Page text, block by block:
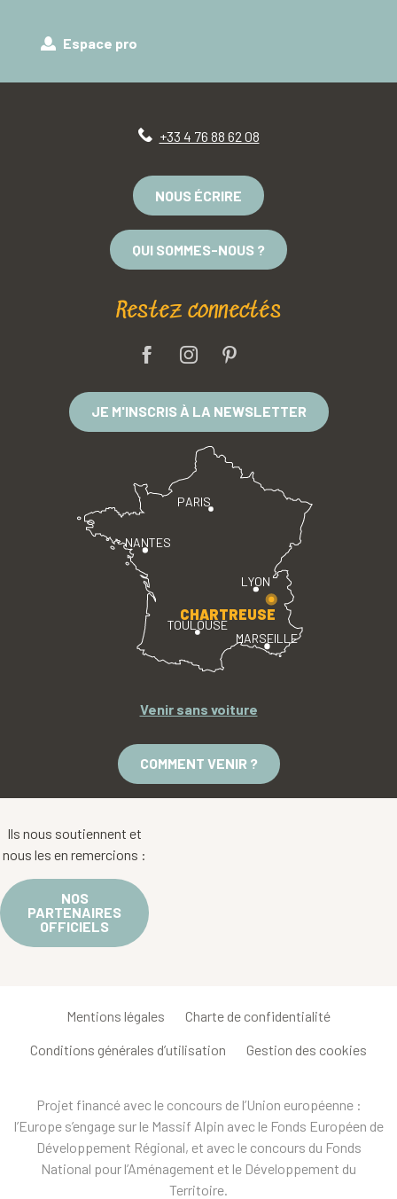
Espace pro
+33 4 76 88 62 08
NOUS ÉCRIRE
QUI SOMMES-NOUS ?
Restez connectés
JE M'INSCRIS À LA NEWSLETTER
PARIS
LYON
TOULOUSE
MARSEILLE
NANTES
CHARTREUSE
Venir sans voiture
COMMENT VENIR ?
Ils nous soutiennent et
nous les en remercions :
NOS
PARTENAIRES
OFFICIELS
Mentions légales Charte de confidentialité
Conditions générales d’utilisation Gestion des cookies
Projet financé avec le concours de l’Union européenne :
l’Europe s’engage sur le Massif Alpin avec le Fonds Européen de
Développement Régional, et avec le concours du Fonds
National pour l’Aménagement et le Développement du
Territoire.